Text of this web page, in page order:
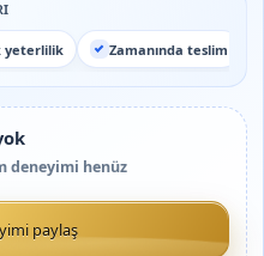
yeterlilik Zamanında teslim
deneyimi henüz
paylaş